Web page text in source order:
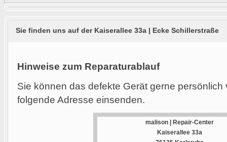
Sie finden uns auf der Kaiserallee 33a | Ecke Schillerstraße
Hinweise zum Reparaturablauf
Sie können das defekte Gerät gerne
folgende Adresse einsenden.
malison | Repair-Center
Kaiserallee 33a